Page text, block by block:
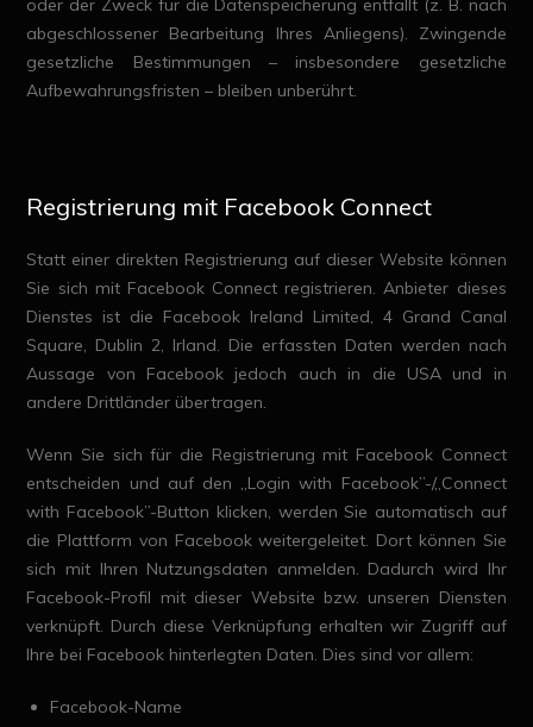
oder der Zweck für die Datenspeicherung entfällt (z. B. nach
abgeschlossener Bearbeitung Ihres Anliegens). Zwingende
gesetzliche Bestimmungen – insbesondere gesetzliche
Aufbewahrungsfristen – bleiben unberührt.
Registrierung mit Facebook Connect
Statt einer direkten Registrierung auf dieser Website können
Sie sich mit Facebook Connect registrieren. Anbieter dieses
Dienstes ist die Facebook Ireland Limited, 4 Grand Canal
Square, Dublin 2, Irland. Die erfassten Daten werden nach
Aussage von Facebook jedoch auch in die USA und in
andere Drittländer übertragen.
Wenn Sie sich für die Registrierung mit Facebook Connect
entscheiden und auf den „Login with Facebook”-/„Connect
with Facebook”-Button klicken, werden Sie automatisch auf
die Plattform von Facebook weitergeleitet. Dort können Sie
sich mit Ihren Nutzungsdaten anmelden. Dadurch wird Ihr
Facebook-Profil mit dieser Website bzw. unseren Diensten
verknüpft. Durch diese Verknüpfung erhalten wir Zugriff auf
Ihre bei Facebook hinterlegten Daten. Dies sind vor allem:
Facebook-Name